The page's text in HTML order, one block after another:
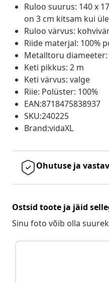
Ruloo suurus: 140 x
on 3 cm kitsam kui
Ruloo värvus:
Riide materjal: 100%
Metalltoru diameeter:
Keti pikkus: 2 m
Keti värvus: valge
Riie: Polüster: 100%
EAN:8718475838937
SKU:240225
Brand:vidaXL
Ohutuse ja
Ostsid toote ja jäid
Sinu foto võib olla